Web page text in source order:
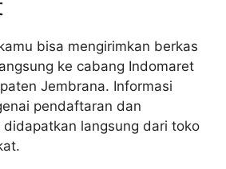
bisa mengirimkan berkas
ke cabang Indomaret
Jembrana. Informasi
pendaftaran dan
langsung dari toko